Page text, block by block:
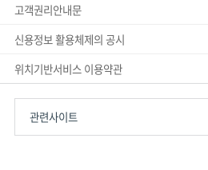
고객권리안내문
신용정보 활용체제의 공시
위치기반서비스 이용약관
관련사이트